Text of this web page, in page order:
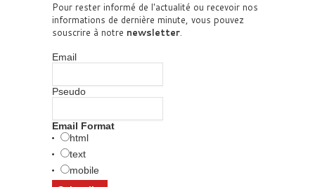
Pour rester informé de l'actualité ou recevoir nos
informations de dernière minute, vous pouvez
souscrire à notre newsletter.
Email
Pseudo
Email Format
html
text
mobile